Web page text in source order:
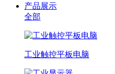
产品展示
全部
工业触控平板电脑